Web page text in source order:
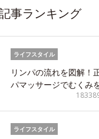
事ランキング
ライフスタイル
リンパの流れを図解！
パマッサージでむくみ
ライフスタイル